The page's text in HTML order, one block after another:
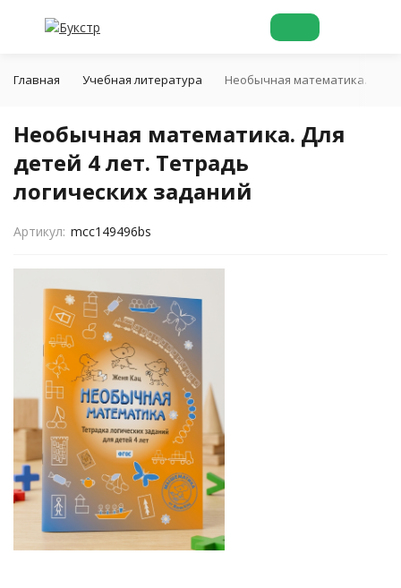
Главная Учебная литература Необычная математика. Для
Необычная математика. Для
детей 4 лет. Тетрадь
логических заданий
Артикул: mcc149496bs